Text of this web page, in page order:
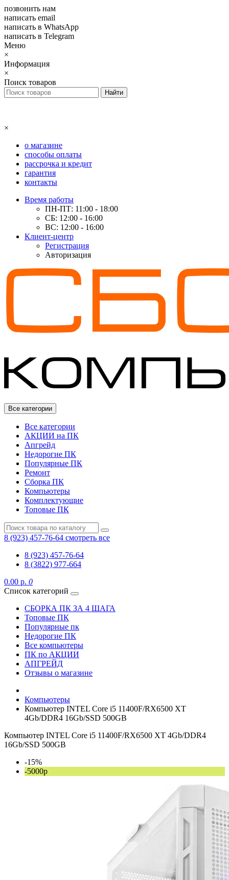
позвонить нам
написать email
написать в WhatsApp
написать в Telegram
Меню
×
Информация
×
Поиск товаров
×
о магазине
способы оплаты
рассрочка и кредит
гарантия
контакты
Время работы
ПН-ПТ: 11:00 - 18:00
СБ: 12:00 - 16:00
ВС: 12:00 - 16:00
Клиент-центр
Регистрация
Авторизация
Все категории
Все категории
АКЦИИ на ПК
Апгрейд
Недорогие ПК
Популярные ПК
Ремонт
Сборка ПК
Компьютеры
Комплектующие
Топовые ПК
8 (923) 457-76-64 смотреть все
8 (923) 457-76-64
8 (3822) 977-664
0.00 р. 0
Список категорий
СБОРКА ПК ЗА 4 ШАГА
Топовые ПК
Популярные пк
Недорогие ПК
Все компьютеры
ПК по АКЦИИ
АПГРЕЙД
Отзывы о магазине
Компьютеры
Компьютер INTEL Core i5 11400F/RX6500 XT
4Gb/DDR4 16Gb/SSD 500GB
Компьютер INTEL Core i5 11400F/RX6500 XT 4Gb/DDR4
16Gb/SSD 500GB
-15%
-5000р